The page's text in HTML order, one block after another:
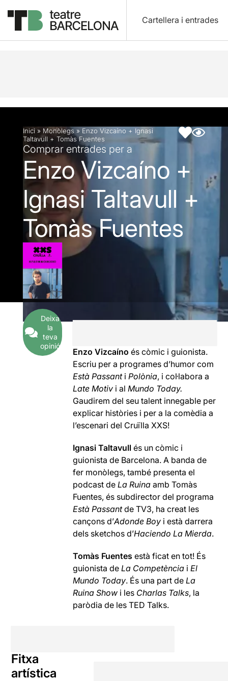
Cartellera i entrades
Descripció Fitxa artística Articles
Inici » Monòlegs » Enzo Vizcaíno + Ignasi
Taltavull + Tomàs Fuentes
Comprar entrades per a
Enzo Vizcaíno +
Ignasi Taltavull +
Tomàs Fuentes
Deixa
la
teva
opinió
Enzo Vizcaíno és còmic i guionista.
Escriu per a programes d’humor com
Està PassantiPolònia, i col·labora a
Late Motiv i alMundo Today.
Gaudirem del seu talent innegable per
explicar històries i per a la comèdia a
l’escenari del Cruïlla XXS!
Ignasi Taltavull és un còmic i
guionista de Barcelona. A banda de
fer monòlegs, també presenta el
podcast deLa Ruina amb Tomàs
Fuentes, és subdirector del programa
Està Passantde TV3, ha creat les
cançons d’Adonde Boy i està darrera
dels sketchos d’Haciendo La Mierda.
Tomàs Fuentes està ficat en tot! És
guionista deLa Competència iEl
Mundo Today. És una part deLa
Ruina Show i les Charlas Talks, la
paròdia de les TED Talks.
Fitxa
artística